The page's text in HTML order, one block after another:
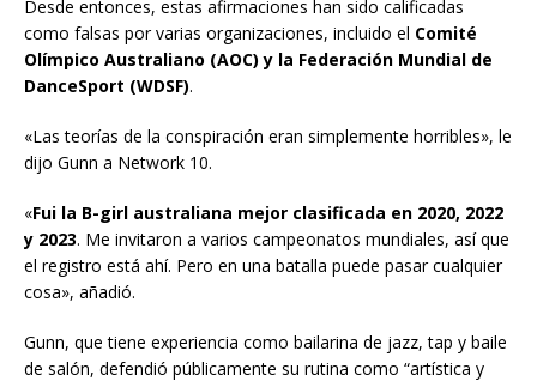
Desde entonces, estas afirmaciones han sido calificadas
como falsas por varias organizaciones, incluido el Comité
Olímpico Australiano (AOC) y la Federación Mundial de
DanceSport (WDSF).
«Las teorías de la conspiración eran simplemente horribles», le
dijo Gunn a Network 10.
«Fui la B-girl australiana mejor clasificada en 2020, 2022
y 2023. Me invitaron a varios campeonatos mundiales, así que
el registro está ahí. Pero en una batalla puede pasar cualquier
cosa», añadió.
Gunn, que tiene experiencia como bailarina de jazz, tap y baile
de salón, defendió públicamente su rutina como “artística y